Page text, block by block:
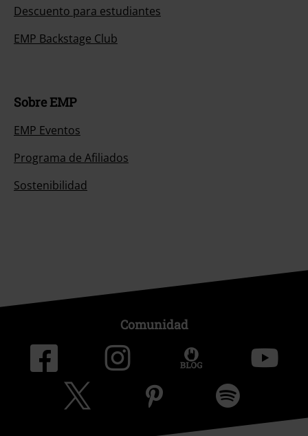
Descuento para estudiantes
EMP Backstage Club
Sobre EMP
EMP Eventos
Programa de Afiliados
Sostenibilidad
Comunidad